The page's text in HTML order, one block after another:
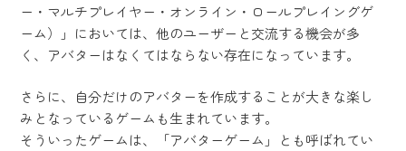
ー・マルチプレイヤー・オンライン・ロールプレイングゲ
ーム）」においては、他のユーザーと交流する機会が多
く、アバターはなくてはならない存在になっています。
さらに、自分だけのアバターを作成することが大きな楽し
みとなっているゲームも生まれています。
そういったゲームは、「アバターゲーム」とも呼ばれてい